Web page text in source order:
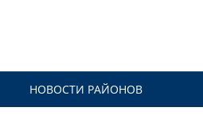
НОВОСТИ РАЙОНОВ